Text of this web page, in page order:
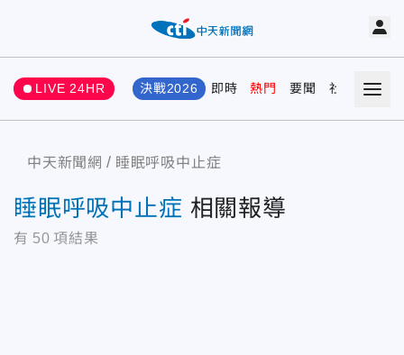
LIVE 24HR 決戰2026 即時 熱門 要聞 社會 娛樂
中天新聞網 睡眠呼吸中止症
睡眠呼吸中止症 相關報導
有 50 項結果